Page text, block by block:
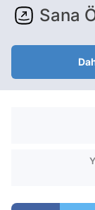
Sana